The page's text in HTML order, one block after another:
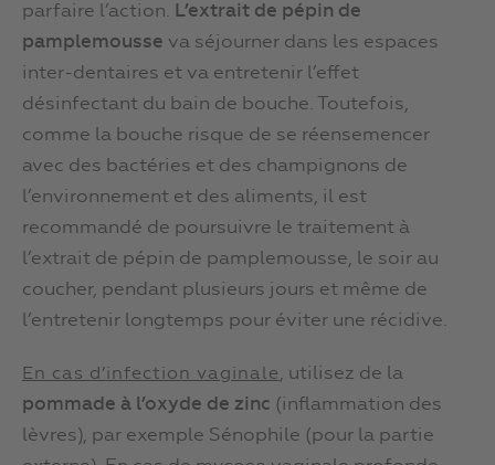
parfaire l’action. L’extrait de pépin de
pamplemousse va séjourner dans les espaces
inter-dentaires et va entretenir l’effet
désinfectant du bain de bouche. Toutefois,
comme la bouche risque de se réensemencer
avec des bactéries et des champignons de
l’environnement et des aliments, il est
recommandé de poursuivre le traitement à
l’extrait de pépin de pamplemousse, le soir au
coucher, pendant plusieurs jours et même de
l’entretenir longtemps pour éviter une récidive.
En cas d’infection vaginale, utilisez de la
pommade à l’oxyde de zinc (inflammation des
lèvres), par exemple Sénophile (pour la partie